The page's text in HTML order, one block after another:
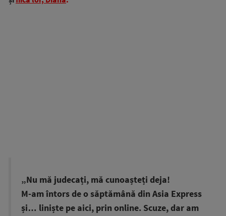
„Nu mă judecați, mă cunoașteți deja!
M-am întors de o săptămână din Asia Express
și… liniște pe aici, prin online. Scuze, dar am